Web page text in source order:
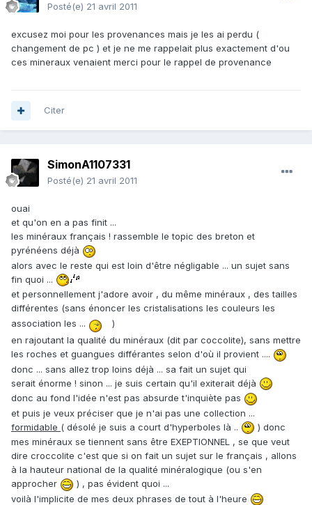
Posté(e) 21 avril 2011
excusez moi pour les provenances mais je les ai perdu (
changement de pc ) et je ne me rappelait plus exactement d'ou
ces mineraux venaient merci pour le rappel de provenance
Citer
SimonA1107331
Posté(e) 21 avril 2011
ouai
et qu'on en a pas finit ...
les minéraux français ! rassemble le topic des breton et
pyrénéens déjà
alors avec le reste qui est loin d'être négligable ... un sujet sans
fin quoi ...
et personnellement j'adore avoir , du même minéraux , des tailles
différentes (sans énoncer les cristalisations les couleurs les
association les ...
)
en rajoutant la qualité du minéraux (dit par coccolite), sans mettre
les roches et guangues différantes selon d'où il provient ....
donc ... sans allez trop loins déjà ... sa fait un sujet qui
serait énorme ! sinon ... je suis certain qu'il exiterait déjà
donc au fond l'idée n'est pas absurde t'inquiète pas
et puis je veux préciser que je n'ai pas une collection ...
formidable ( désolé je suis a court d'hyperboles là ..
) donc
mes minéraux se tiennent sans être EXEPTIONNEL , se que veut
dire croccolite c'est que si on fait un sujet sur le français , allons
à la hauteur national de la qualité minéralogique (ou s'en
approcher
) , pas évident quoi ...
voilà l'implicite de mes deux phrases de tout à l'heure